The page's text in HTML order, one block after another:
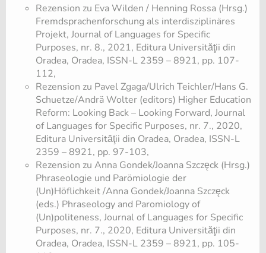
Rezension zu Eva Wilden / Henning Rossa (Hrsg.)
Fremdsprachenforschung als interdisziplinäres
Projekt, Journal of Languages for Specific
Purposes, nr. 8., 2021, Editura Universităţii din
Oradea, Oradea, ISSN-L 2359 – 8921, pp. 107-
112,
Rezension zu Pavel Zgaga/Ulrich Teichler/Hans G.
Schuetze/Andrä Wolter (editors) Higher Education
Reform: Looking Back – Looking Forward, Journal
of Languages for Specific Purposes, nr. 7., 2020,
Editura Universităţii din Oradea, Oradea, ISSN-L
2359 – 8921, pp. 97-103,
Rezension zu Anna Gondek/Joanna Szczęck (Hrsg.)
Phraseologie und Parömiologie der
(Un)Höflichkeit /Anna Gondek/Joanna Szczęck
(eds.) Phraseology and Paromiology of
(Un)politeness, Journal of Languages for Specific
Purposes, nr. 7., 2020, Editura Universităţii din
Oradea, Oradea, ISSN-L 2359 – 8921, pp. 105-